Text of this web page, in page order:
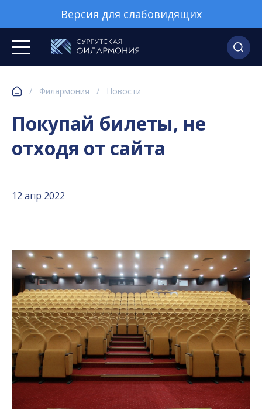
Версия для слабовидящих
/ Филармония / Новости
Покупай билеты, не
отходя от сайта
12 апр 2022